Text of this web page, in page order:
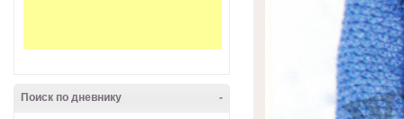
-
Поиск по дневнику